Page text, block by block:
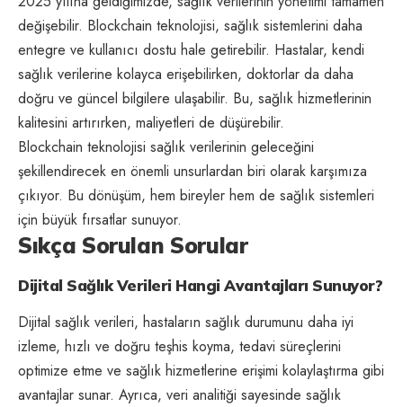
değişebilir. Blockchain teknolojisi, sağlık sistemlerini daha
entegre ve kullanıcı dostu hale getirebilir. Hastalar, kendi
sağlık verilerine kolayca erişebilirken, doktorlar da daha
doğru ve güncel bilgilere ulaşabilir. Bu, sağlık hizmetlerinin
kalitesini artırırken, maliyetleri de düşürebilir.
Blockchain teknolojisi sağlık verilerinin geleceğini
şekillendirecek en önemli unsurlardan biri olarak karşımıza
çıkıyor. Bu dönüşüm, hem bireyler hem de sağlık sistemleri
için büyük fırsatlar sunuyor.
Sıkça Sorulan Sorular
Dijital Sağlık Verileri Hangi Avantajları Sunuyor?
Dijital sağlık verileri, hastaların sağlık durumunu daha iyi
izleme, hızlı ve doğru teşhis koyma, tedavi süreçlerini
optimize etme ve sağlık hizmetlerine erişimi kolaylaştırma gibi
avantajlar sunar. Ayrıca, veri analitiği sayesinde sağlık